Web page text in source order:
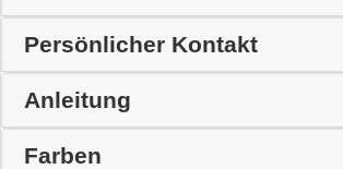
Persönlicher Kontakt
Anleitung
Farben